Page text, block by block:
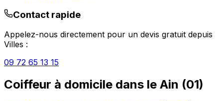
Contact rapide
Appelez-nous directement pour un devis gratuit depuis
Villes :
09 72 65 13 15
Coiffeur à domicile dans le Ain (01)